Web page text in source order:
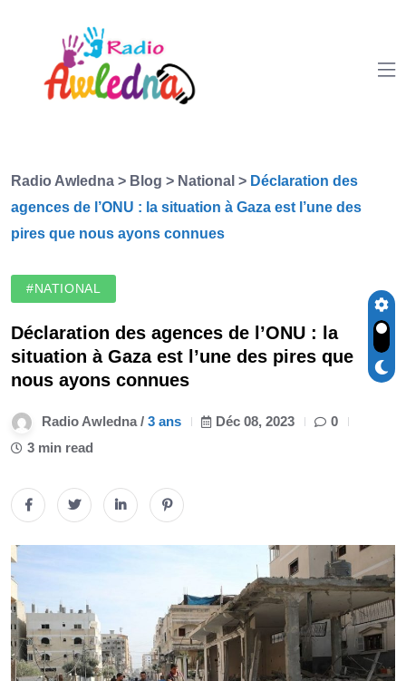
Radio Awledna > Blog > National > Déclaration des
agences de l’ONU : la situation à Gaza est l’une des
pires que nous ayons connues
#NATIONAL
Déclaration des agences de l’ONU : la
situation à Gaza est l’une des pires que
nous ayons connues
Radio Awledna / 3 ans Déc 08, 2023
0
3 min read